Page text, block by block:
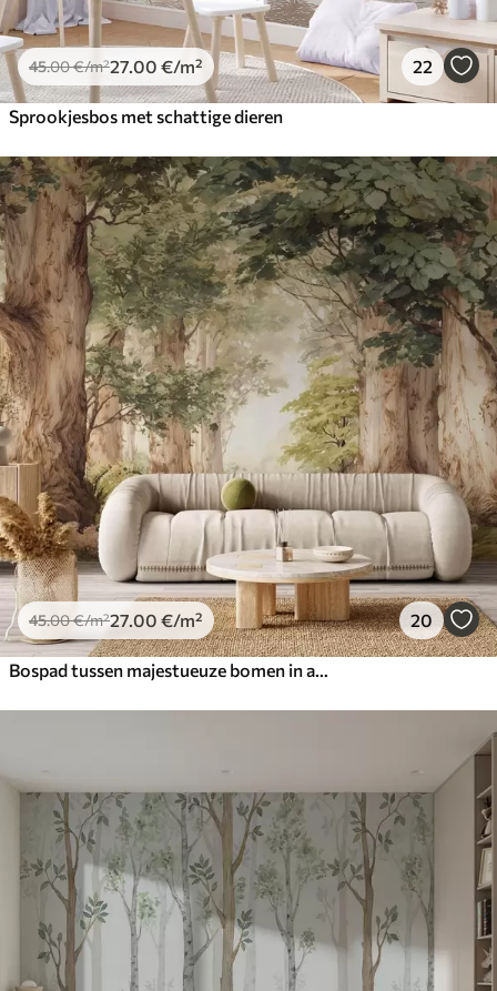
45.00€/m²27 .00 €/m² 22
Sprookjesbos met schattige dieren
45.00€/m²27 .00 €/m² 20